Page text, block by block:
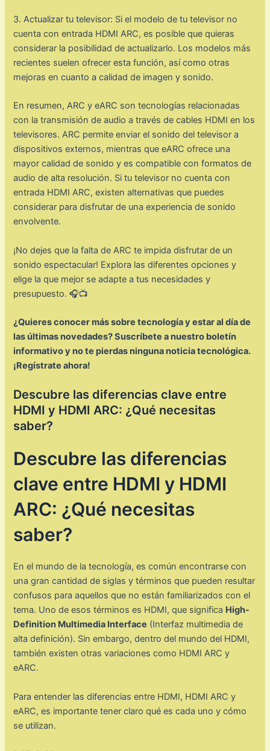
3. Actualizar tu televisor: Si el modelo de tu televisor no
cuenta con entrada HDMI ARC, es posible que quieras
considerar la posibilidad de actualizarlo. Los modelos más
recientes suelen ofrecer esta función, así como otras
mejoras en cuanto a calidad de imagen y sonido.
En resumen, ARC y eARC son tecnologías relacionadas
con la transmisión de audio a través de cables HDMI en los
televisores. ARC permite enviar el sonido del televisor a
dispositivos externos, mientras que eARC ofrece una
mayor calidad de sonido y es compatible con formatos de
audio de alta resolución. Si tu televisor no cuenta con
entrada HDMI ARC, existen alternativas que puedes
considerar para disfrutar de una experiencia de sonido
envolvente.
¡No dejes que la falta de ARC te impida disfrutar de un
sonido espectacular! Explora las diferentes opciones y
elige la que mejor se adapte a tus necesidades y
presupuesto. 🎧📺
¿Quieres conocer más sobre tecnología y estar al día de
las últimas novedades? Suscríbete a nuestro boletín
informativo y no te pierdas ninguna noticia tecnológica.
¡Regístrate ahora!
Descubre las diferencias clave entre
HDMI y HDMI ARC: ¿Qué necesitas
saber?
Descubre las diferencias
clave entre HDMI y HDMI
ARC: ¿Qué necesitas
saber?
En el mundo de la tecnología, es común encontrarse con
una gran cantidad de siglas y términos que pueden resultar
confusos para aquellos que no están familiarizados con el
tema. Uno de esos términos es HDMI, que significa High-
Definition Multimedia Interface (Interfaz multimedia de
alta definición). Sin embargo, dentro del mundo del HDMI,
también existen otras variaciones como HDMI ARC y
eARC.
Para entender las diferencias entre HDMI, HDMI ARC y
eARC, es importante tener claro qué es cada uno y cómo
se utilizan.